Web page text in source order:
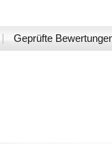
Geprüfte